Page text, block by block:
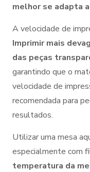
melhor se adapta
A velocidade de
Imprimir mais
das peças
garantindo que o
velocidade de
recomendada para
resultados.
Utilizar uma mesa
especialmente com
temperatura da